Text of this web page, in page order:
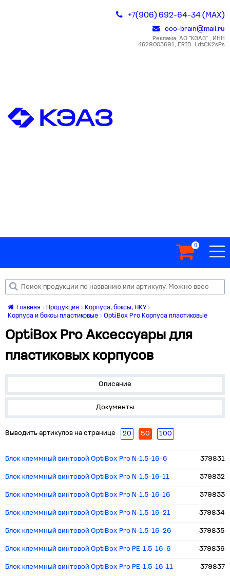
+7(906) 692-64-34 (MAX)
ooo-brain@mail.ru
Реклама, АО "КЭАЗ" , ИНН
4629003691, ERID: LdtCK2sPs
0
Главная Продукция
Корпуса, боксы, НКУ
Корпуса и боксы пластиковые
OptiBox Pro Корпуса пластиковые
OptiBox Pro Аксессуары для
пластиковых корпусов
Описание
Документы
Выводить артикулов на странице 20 50 100
Блок клеммный винтовой OptiBox Pro N-1,5-16-6 379831
Блок клеммный винтовой OptiBox Pro N-1,5-16-11 379832
Блок клеммный винтовой OptiBox Pro N-1,5-16-16 379833
Блок клеммный винтовой OptiBox Pro N-1,5-16-21 379834
Блок клеммный винтовой OptiBox Pro N-1,5-16-26 379835
Блок клеммный винтовой OptiBox Pro PE-1,5-16-6 379836
Блок клеммный винтовой OptiBox Pro PE-1,5-16-11 379837